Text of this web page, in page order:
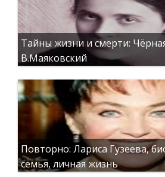
Тайны жизни и смерти:
В.Маяковский
Повторно: Лариса Гузеева,
семья, личная жизнь